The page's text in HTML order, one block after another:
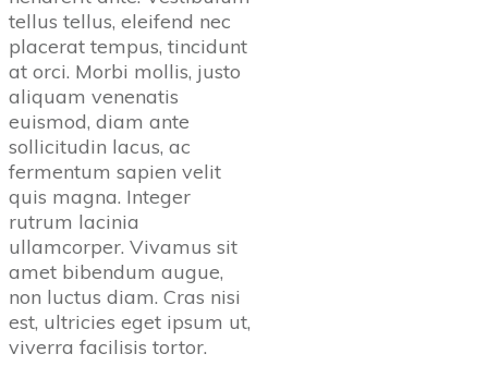
tellus tellus, eleifend nec
placerat tempus, tincidunt
at orci. Morbi mollis, justo
aliquam venenatis
euismod, diam ante
sollicitudin lacus, ac
fermentum sapien velit
quis magna. Integer
rutrum lacinia
ullamcorper. Vivamus sit
amet bibendum augue,
non luctus diam. Cras nisi
est, ultricies eget ipsum ut,
viverra facilisis tortor.